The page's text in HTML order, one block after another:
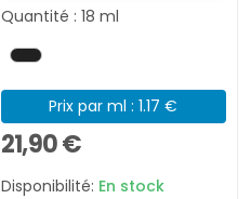
Quantité : 18 ml
Prix par ml : 1.17 €
21,90 €
Disponibilité: En stock